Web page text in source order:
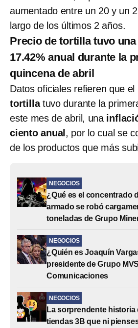
aumentado entre un 20 y un
largo de los últimos 2 años.
Precio de tortilla tuvo
17.42% anual durante la
quincena de abril
Datos oficiales refieren que el
tortillatuvo durante la
este mes de abril, una
ciento anual, por lo cual se
de los productos que más
NEGOCIOS
¿Qué es el concentrado
armado se robó
toneladas de Grupo
NEGOCIOS
¿Quién es Joaquín
presidente de Grupo MVS
Comunicaciones
NEGOCIOS
La sorprendente historia
tiendas 3B que ni